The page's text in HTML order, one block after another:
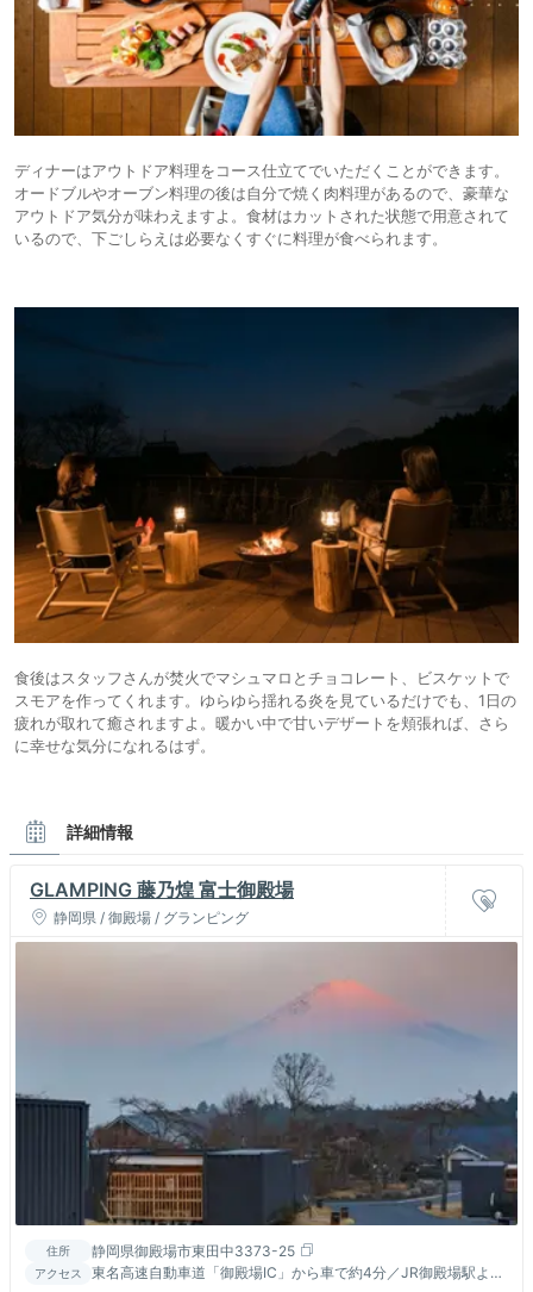
ディナーはアウトドア料理をコース仕立てでいただくことができます。
オードブルやオーブン料理の後は自分で焼く肉料理があるので、豪華な
アウトドア気分が味わえますよ。食材はカットされた状態で用意されて
いるので、下ごしらえは必要なくすぐに料理が食べられます。
食後はスタッフさんが焚火でマシュマロとチョコレート、ビスケットで
スモアを作ってくれます。ゆらゆら揺れる炎を見ているだけでも、1日の
疲れが取れて癒されますよ。暖かい中で甘いデザートを頬張れば、さら
に幸せな気分になれるはず。
詳細情報
GLAMPING 藤乃煌 富士御殿場
静岡県 / 御殿場 / グランピング
住所 静岡県御殿場市東田中3373-25
アクセス
東名高速自動車道「御殿場IC」から車で約4分／JR御殿場駅より